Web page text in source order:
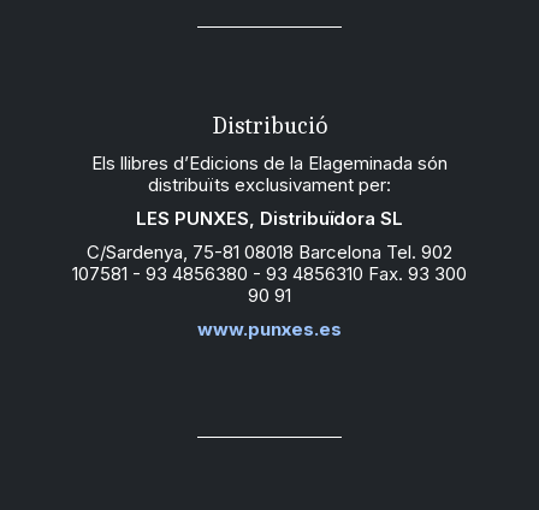
Distribució
Els llibres d’Edicions de la Elageminada són
distribuïts exclusivament per:
LES PUNXES, Distribuïdora SL
C/Sardenya, 75-81 08018 Barcelona Tel. 902
107581 - 93 4856380 - 93 4856310 Fax. 93 300
90 91
www.punxes.es